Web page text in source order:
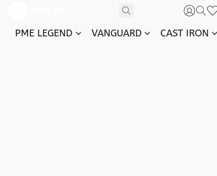
PME LEGEND VANGUARD CAST IRON